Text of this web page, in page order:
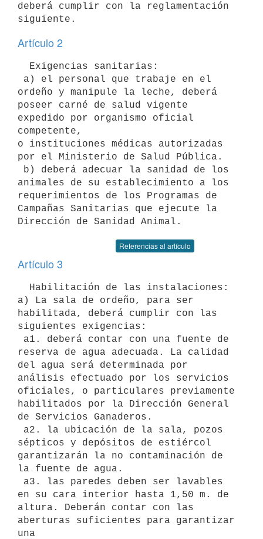
deberá cumplir con la reglamentación
siguiente.
Artículo 2
ordeño y manipule la leche, deberá
poseer carné de salud vigente
expedido por organismo oficial
competente,
o instituciones médicas autorizadas
por el Ministerio de Salud Pública.
animales de su establecimiento a los
requerimientos de los Programas de
Campañas Sanitarias que ejecute la
Referencias al artículo
Artículo 3
a) La sala de ordeño, para ser
habilitada, deberá cumplir con las
siguientes exigencias:
reserva de agua adecuada. La calidad
del agua será determinada por
análisis efectuado por los servicios
oficiales, o particulares previamente
habilitados por la Dirección General
de Servicios Ganaderos.
sépticos y depósitos de estiércol
garantizarán la no contaminación de
la fuente de agua.
en su cara interior hasta 1,50 m. de
altura. Deberán contar con las
aberturas suficientes para garantizar
una